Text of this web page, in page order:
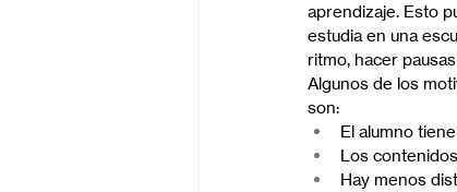
aprendizaje. Esto
estudia en una
ritmo, hacer
Algunos de los
son:
El alumno
Los
Hay menos